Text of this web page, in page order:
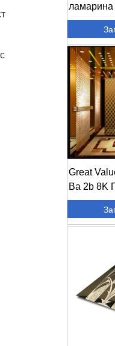
ламарина
201 304
Great
Ba 2b 8K
плоска ...